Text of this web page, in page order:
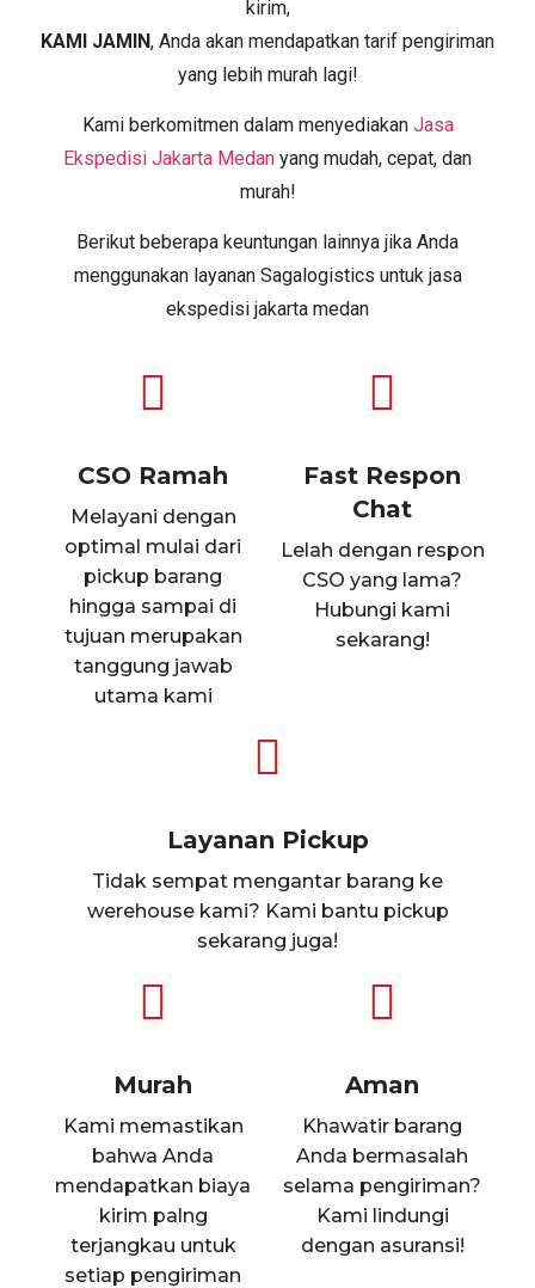
kirim,
KAMI JAMIN, Anda akan mendapatkan tarif pengiriman
yang lebih murah lagi!
Kami berkomitmen dalam menyediakan Jasa
Ekspedisi Jakarta Medan yang mudah, cepat, dan
murah!
Berikut beberapa keuntungan lainnya jika Anda
menggunakan layanan Sagalogistics untuk jasa
ekspedisi jakarta medan
CSO Ramah
Melayani dengan
optimal mulai dari
pickup barang
hingga sampai di
tujuan merupakan
tanggung jawab
utama kami
Fast Respon
Chat
Lelah dengan respon
CSO yang lama?
Hubungi kami
sekarang!
Layanan Pickup
Tidak sempat mengantar barang ke
werehouse kami? Kami bantu pickup
sekarang juga!
Murah
Kami memastikan
bahwa Anda
mendapatkan biaya
kirim palng
terjangkau untuk
setiap pengiriman
Aman
Khawatir barang
Anda bermasalah
selama pengiriman?
Kami lindungi
dengan asuransi!